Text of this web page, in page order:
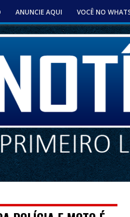
ANUNCIE AQUI VOCÊ NO